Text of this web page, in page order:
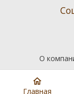
О
Главная